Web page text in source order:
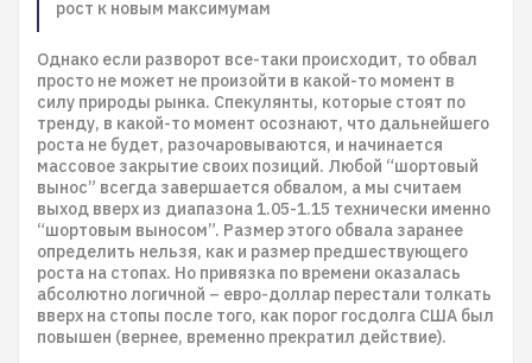
рост к новым максимумам
Однако если разворот все-таки происходит, то обвал
просто не может не произойти в какой-то момент в
силу природы рынка. Спекулянты, которые стоят по
тренду, в какой-то момент осознают, что дальнейшего
роста не будет, разочаровываются, и начинается
массовое закрытие своих позиций. Любой “шортовый
вынос” всегда завершается обвалом, а мы считаем
выход вверх из диапазона 1.05-1.15 технически именно
“шортовым выносом”. Размер этого обвала заранее
определить нельзя, как и размер предшествующего
роста на стопах. Но привязка по времени оказалась
абсолютно логичной – евро-доллар перестали толкать
вверх на стопы после того, как порог госдолга США был
повышен (вернее, временно прекратил действие).